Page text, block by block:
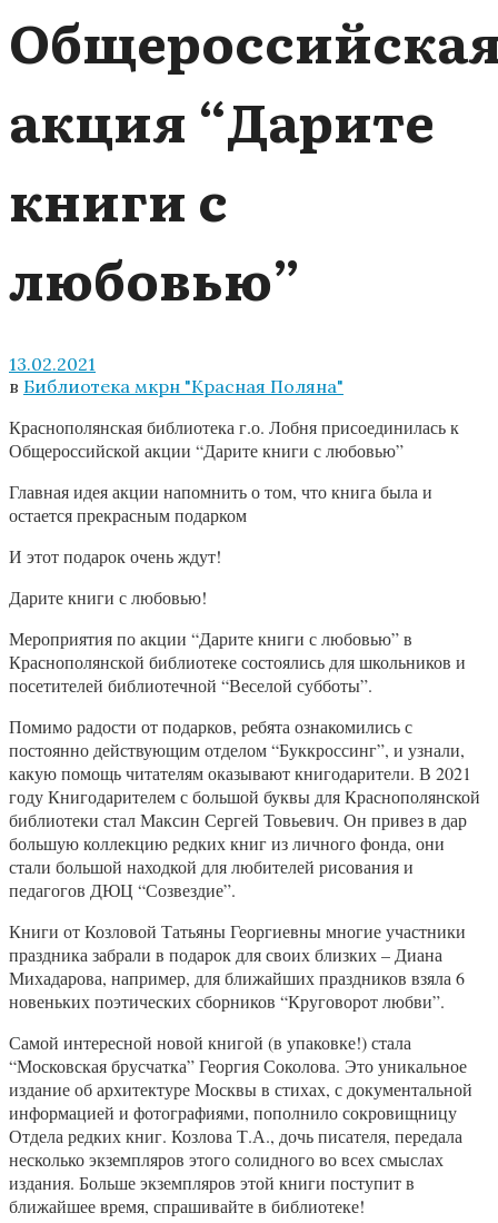
акция “Дарите
книги с
любовью”
13.02.2021
в Библиотека мкрн "Красная Поляна"
Краснополянская библиотека г.о. Лобня присоединилась к
Общероссийской акции “Дарите книги с любовью”
Главная идея акции напомнить о том, что книга была и
остается прекрасным подарком
И этот подарок очень ждут!
Дарите книги с любовью!
Мероприятия по акции “Дарите книги с любовью” в
Краснополянской библиотеке состоялись для школьников и
посетителей библиотечной “Веселой субботы”.
Помимо радости от подарков, ребята ознакомились с
постоянно действующим отделом “Буккроссинг”, и узнали,
какую помощь читателям оказывают книгодарители. В 2021
году Книгодарителем с большой буквы для Краснополянской
библиотеки стал Максин Сергей Товьевич. Он привез в дар
большую коллекцию редких книг из личного фонда, они
стали большой находкой для любителей рисования и
педагогов ДЮЦ “Созвездие”.
Книги от Козловой Татьяны Георгиевны многие участники
праздника забрали в подарок для своих близких – Диана
Михадарова, например, для ближайших праздников взяла 6
новеньких поэтических сборников “Круговорот любви”.
Самой интересной новой книгой (в упаковке!) стала
“Московская брусчатка” Георгия Соколова. Это уникальное
издание об архитектуре Москвы в стихах, с документальной
информацией и фотографиями, пополнило сокровищницу
Отдела редких книг. Козлова Т.А., дочь писателя, передала
несколько экземпляров этого солидного во всех смыслах
издания. Больше экземпляров этой книги поступит в
ближайшее время, спрашивайте в библиотеке!